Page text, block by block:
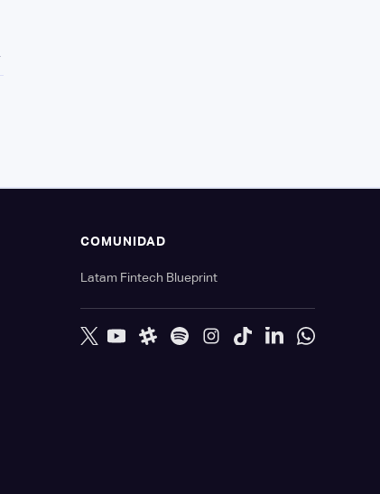
COMUNIDAD
Latam Fintech Blueprint